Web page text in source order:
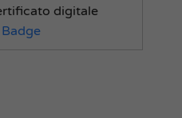
digitale